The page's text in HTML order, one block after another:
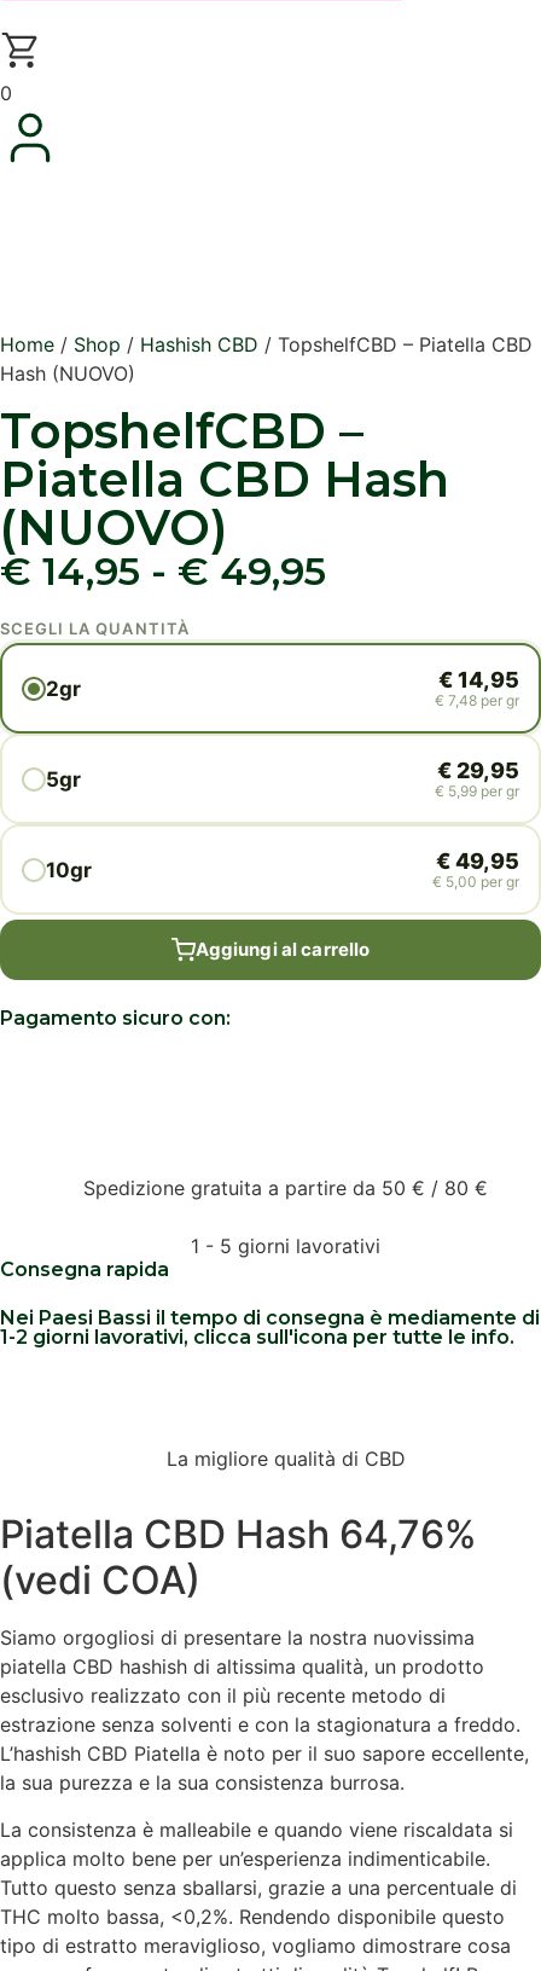
0
Home / Shop / Hashish CBD / TopshelfCBD – Piatella CBD
Hash (NUOVO)
TopshelfCBD –
Piatella CBD Hash
(NUOVO)
€ 14,95 - € 49,95
SCEGLI LA QUANTITÀ
2gr €14,95
€ 7,48 per gr
5gr €29,95
€ 5,99 per gr
10gr €49,95
€ 5,00 per gr
Aggiungi al carrello
Pagamento sicuro con:
Spedizione gratuita a partire da 50 € / 80 €
1 - 5 giorni lavorativi
Consegna rapida
Nei Paesi Bassi il tempo di consegna è mediamente di
1-2 giorni lavorativi, clicca sull'icona per tutte le info.
La migliore qualità di CBD
Piatella CBD Hash 64,76%
(vedi COA)
Siamo orgogliosi di presentare la nostra nuovissima
piatella CBD hashish di altissima qualità, un prodotto
esclusivo realizzato con il più recente metodo di
estrazione senza solventi e con la stagionatura a freddo.
L’hashish CBD Piatella è noto per il suo sapore eccellente,
la sua purezza e la sua consistenza burrosa.
La consistenza è malleabile e quando viene riscaldata si
applica molto bene per un’esperienza indimenticabile.
Tutto questo senza sballarsi, grazie a una percentuale di
THC molto bassa, <0,2%. Rendendo disponibile questo
tipo di estratto meraviglioso, vogliamo dimostrare cosa